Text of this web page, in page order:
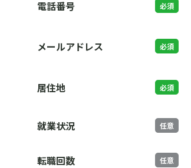
電話番号 必須
メールアドレス 必須
居住地 必須
就業状況 任意
転職回数 任意